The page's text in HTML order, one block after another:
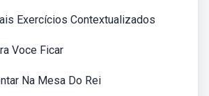
Exercícios Contextualizados
Voce Ficar
Na Mesa Do Rei